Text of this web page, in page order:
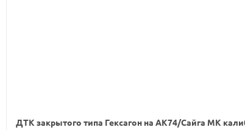
ДТК закрытого типа Гексагон на АК74/Сайга МК